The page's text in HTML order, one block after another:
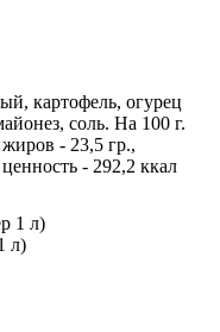
картофель, огурец
соль. На 100 г.
- 23,5 гр.,
- 292,2 ккал
л)